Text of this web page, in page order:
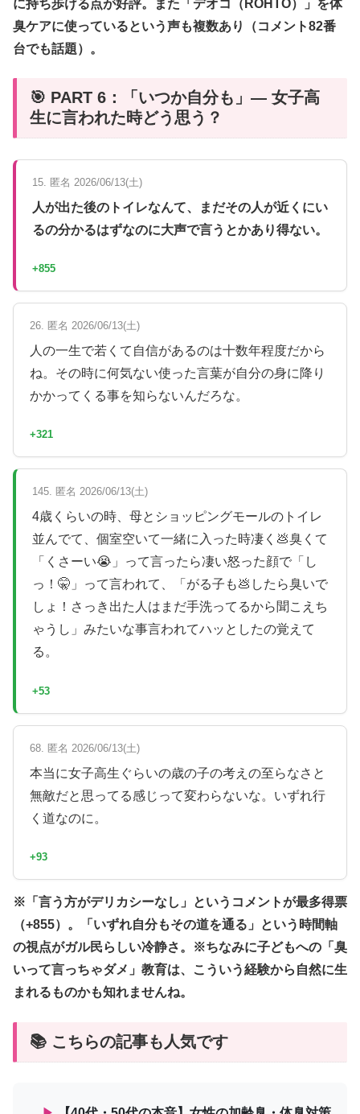
に持ち歩ける点が好評。また「デオコ（ROHTO）」を体
臭ケアに使っているという声も複数あり（コメント82番
台でも話題）。
🎯 PART 6：「いつか自分も」— 女子高
生に言われた時どう思う？
15. 匿名 2026/06/13(土)
人が出た後のトイレなんて、まだその人が近くにい
るの分かるはずなのに大声で言うとかあり得ない。
+855
26. 匿名 2026/06/13(土)
人の一生で若くて自信があるのは十数年程度だから
ね。その時に何気ない使った言葉が自分の身に降り
かかってくる事を知らないんだろな。
+321
145. 匿名 2026/06/13(土)
4歳くらいの時、母とショッピングモールのトイレ
並んでて、個室空いて一緒に入った時凄く💩臭くて
「くさーい😭」って言ったら凄い怒った顔で「し
っ！🤫」って言われて、「がる子も💩したら臭いで
しょ！さっき出た人はまだ手洗ってるから聞こえち
ゃうし」みたいな事言われてハッとしたの覚えて
る。
+53
68. 匿名 2026/06/13(土)
本当に女子高生ぐらいの歳の子の考えの至らなさと
無敵だと思ってる感じって変わらないな。いずれ行
く道なのに。
+93
※「言う方がデリカシーなし」というコメントが最多得票
（+855）。「いずれ自分もその道を通る」という時間軸
の視点がガル民らしい冷静さ。※ちなみに子どもへの「臭
いって言っちゃダメ」教育は、こういう経験から自然に生
まれるものかも知れませんね。
📚 こちらの記事も人気です